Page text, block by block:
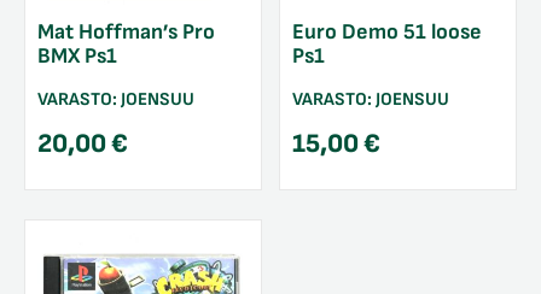
Mat Hoffman’s Pro
BMX Ps1
VARASTO: JOENSUU
20,00€
Euro Demo 51 loose
Ps1
VARASTO: JOENSUU
15,00€